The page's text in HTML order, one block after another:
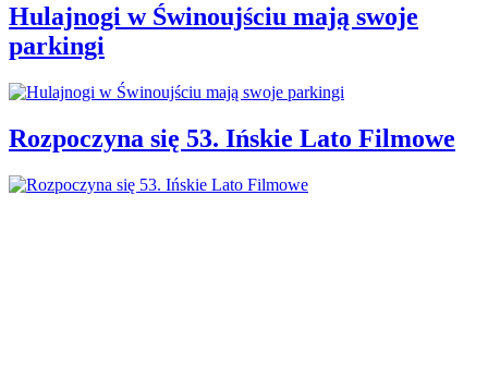
Hulajnogi w Świnoujściu mają swoje
parkingi
Rozpoczyna się 53. Ińskie Lato Filmowe